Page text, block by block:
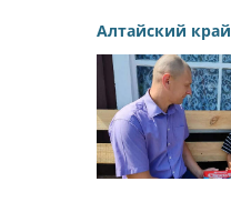
Алтайский край